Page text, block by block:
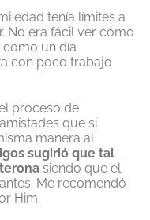
edad tenía límites a
No era fácil ver cómo
como un día
con poco trabajo
proceso de
que si
manera al
sugirió que tal
siendo que el
Me recomendó
Him.